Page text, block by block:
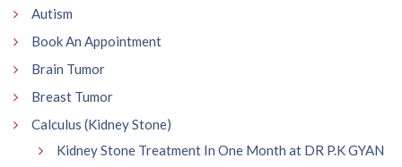
Autism
Book An Appointment
Brain Tumor
Breast Tumor
Calculus (Kidney Stone)
Kidney Stone Treatment In One Month at DR P.K GYAN